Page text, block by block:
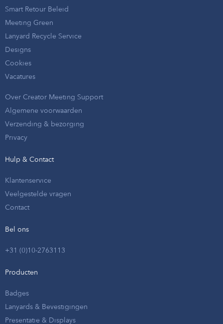
Smart Retour Beleid
Meeting Green
Lanyard Recycle Service
Designs
Cookies
Vacatures
Over Creator Meeting Support
Algemene voorwaarden
Verzending & bezorging
Privacy
Hulp & Contact
Klantenservice
Veelgestelde vragen
Contact
Bel ons
+31 (0)10-2763113
Producten
Badges
Lanyards & Bevestigingen
Presentatie & Displays